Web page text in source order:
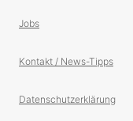
Jobs
Kontakt / News-Tipps
Datenschutzerklärung